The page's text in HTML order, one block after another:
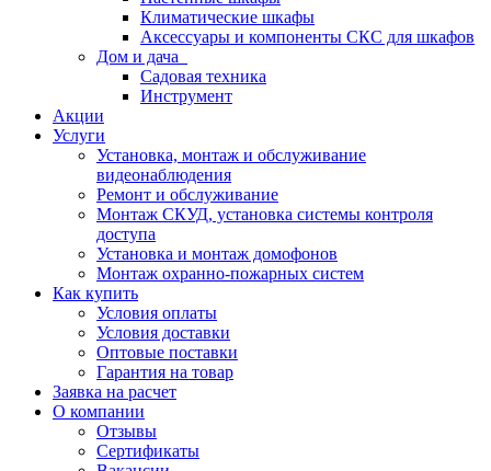
Климатические шкафы
Аксессуары и компоненты СКС для шкафов
Дом и дача
Садовая техника
Инструмент
Акции
Услуги
Установка, монтаж и обслуживание
видеонаблюдения
Ремонт и обслуживание
Монтаж СКУД, установка системы контроля
доступа
Установка и монтаж домофонов
Монтаж охранно-пожарных систем
Как купить
Условия оплаты
Условия доставки
Оптовые поставки
Гарантия на товар
Заявка на расчет
О компании
Отзывы
Сертификаты